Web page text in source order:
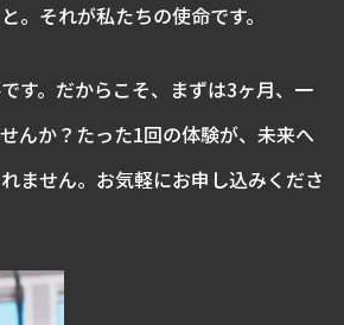
。それが私たちの使命です。
す。だからこそ、まずは3ヶ月、一
んか？たった1回の体験が、未来へ
ません。お気軽にお申し込みくださ